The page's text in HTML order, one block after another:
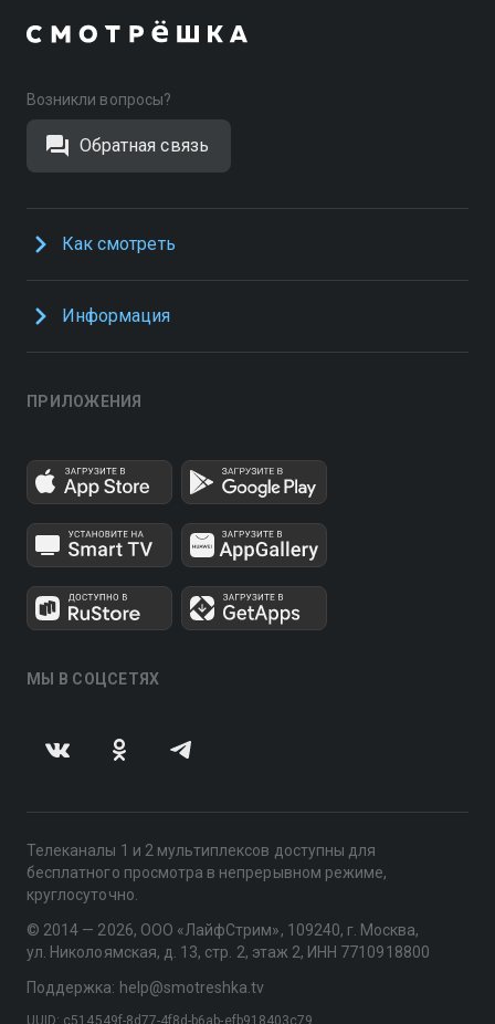
Возникли вопросы?
Обратная связь
Как смотреть
Информация
ПРИЛОЖЕНИЯ
МЫ В СОЦСЕТЯХ
Телеканалы 1 и 2 мультиплексов доступны для
бесплатного просмотра в непрерывном режиме,
круглосуточно.
© 2014 — 2026, ООО «ЛайфСтрим», 109240, г. Москва,
ул. Николоямская, д. 13, стр. 2, этаж 2, ИНН 7710918800
Поддержка: help@smotreshka.tv
UUID: c514549f-8d77-4f8d-b6ab-efb918403c79